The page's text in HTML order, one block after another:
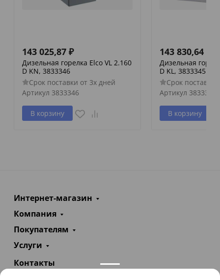
143 025,87 ₽
Дизельная горелка Elco VL 2.160
D KN, 3833346
Срок поставки от 3х дней
Артикул 3833346
В корзину
143 830,64
Дизельная
D KL, 3833345
Срок поставки
Артикул 3833345
В корзину
Интернет-магазин
Компания
Покупателям
Услуги
Контакты